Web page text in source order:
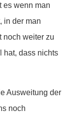
es wenn man
in der man
noch weiter zu
hat, dass nichts
Ausweitung der
noch